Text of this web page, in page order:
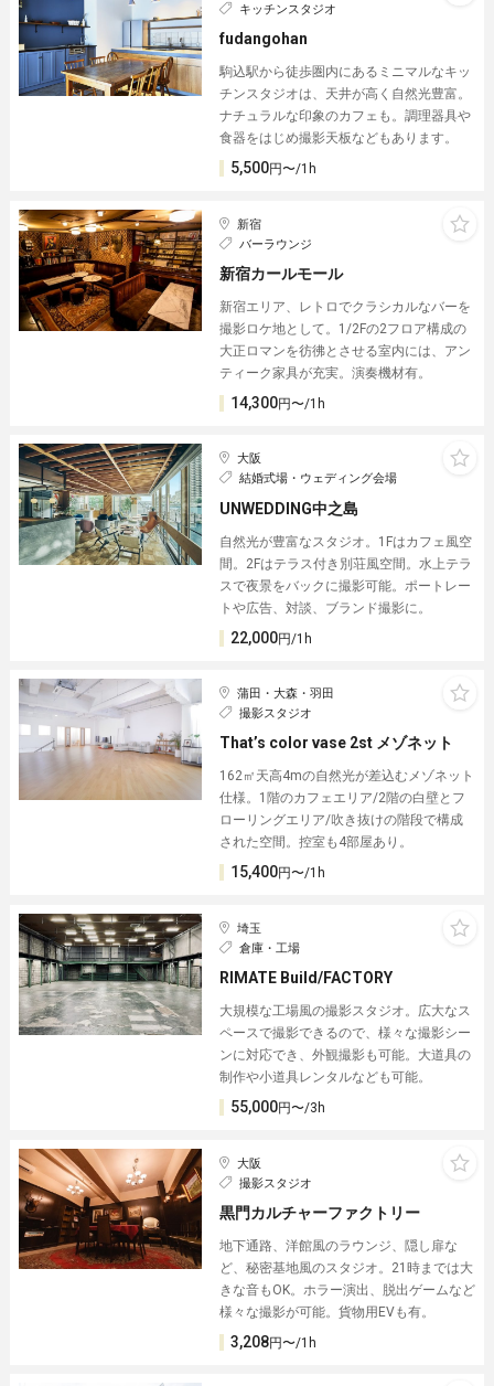
キッチンスタジオ
fudangohan
駒込駅から徒歩圏内にあるミニマルなキッ
チンスタジオは、天井が高く自然光豊富。
ナチュラルな印象のカフェも。調理器具や
食器をはじめ撮影天板などもあります。
5,500円〜/1h
新宿
バーラウンジ
新宿カールモール
新宿エリア、レトロでクラシカルなバーを
撮影ロケ地として。1/2Fの2フロア構成の
大正ロマンを彷彿とさせる室内には、アン
ティーク家具が充実。演奏機材有。
14,300円〜/1h
大阪
結婚式場・ウェディング会場
UNWEDDING中之島
自然光が豊富なスタジオ。1Fはカフェ風空
間。2Fはテラス付き別荘風空間。水上テラ
スで夜景をバックに撮影可能。ポートレー
トや広告、対談、ブランド撮影に。
22,000円/1h
蒲田・大森・羽田
撮影スタジオ
That’s color vase 2st メゾネット
162㎡天高4mの自然光が差込むメゾネット
仕様。1階のカフェエリア/2階の白壁とフ
ローリングエリア/吹き抜けの階段で構成
された空間。控室も4部屋あり。
15,400円〜/1h
埼玉
倉庫・工場
RIMATE Build/FACTORY
大規模な工場風の撮影スタジオ。広大なス
ペースで撮影できるので、様々な撮影シー
ンに対応でき、外観撮影も可能。大道具の
制作や小道具レンタルなども可能。
55,000円〜/3h
大阪
撮影スタジオ
黒門カルチャーファクトリー
地下通路、洋館風のラウンジ、隠し扉な
ど、秘密基地風のスタジオ。21時までは大
きな音もOK。ホラー演出、脱出ゲームなど
様々な撮影が可能。貨物用EVも有。
3,208円〜/1h